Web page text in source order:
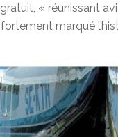
« réunissant
marqué